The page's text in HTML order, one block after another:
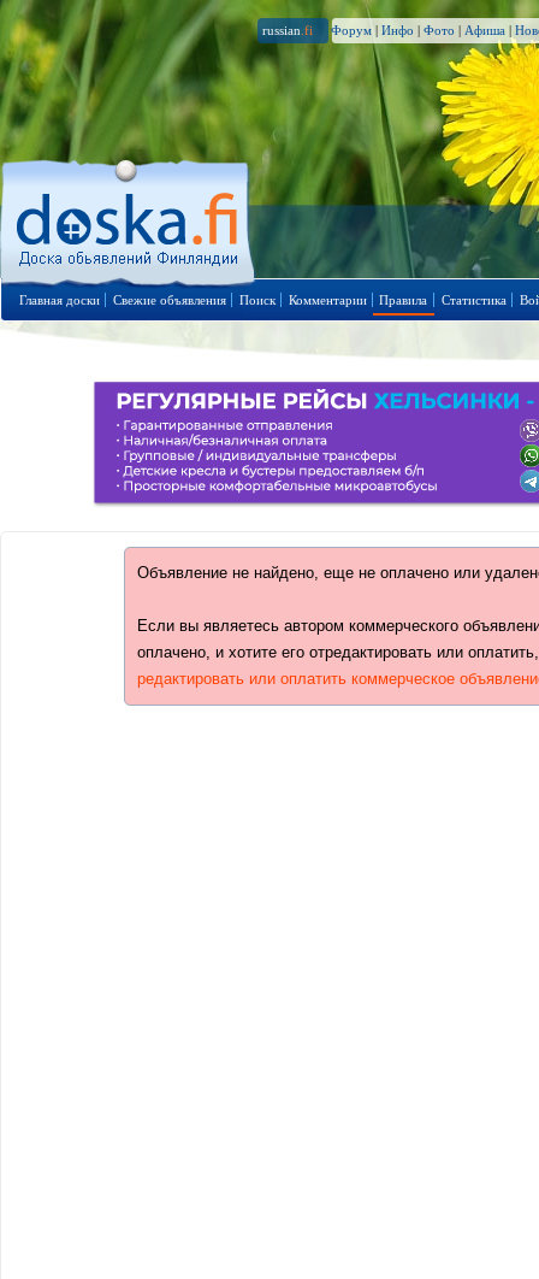
russian .fi Форум | Инфо | Фото | Афиша |
Главная доски Свежие объявления Поиск Комментарии Правила Статистика
Объявление не найдено, еще не оплачено или
Если вы являетесь автором коммерческого
оплачено, и хотите его отредактировать или
редактировать или оплатить коммерческое